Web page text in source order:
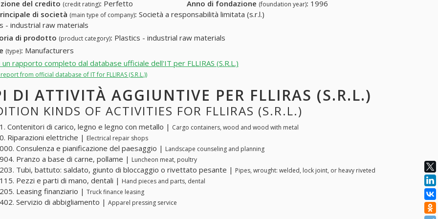
del credito (credit rating): Perfetto Anno di fondazione (foundation year): 1996
di società (main type of company): Società a responsabilità limitata (s.r.l.)
- industrial raw materials
di prodotto (product category): Plastics - industrial raw materials
(type): Manufacturers
rapporto completo dal database ufficiale dell'IT per FLLIRAS (S.R.L.)
from official database of IT for FLLIRAS (S.R.L.))
DI ATTIVITÀ AGGIUNTIVE PER FLLIRAS (S.R.L.)
KINDS OF ACTIVITIES FOR FLLIRAS (S.R.L.)
Contenitori di carico, legno e legno con metallo | Cargo containers, wood and wood with metal
Riparazioni elettriche | Electrical repair shops
Consulenza e pianificazione del paesaggio | Landscape counseling and planning
Pranzo a base di carne, pollame | Luncheon meat, poultry
Tubi, battuto: saldato, giunto di bloccaggio o rivettato pesante | Pipes, wrought: welded, lock joint, or heavy riveted
Pezzi e parti di mano, dentali | Hand pieces and parts, dental
Leasing finanziario | Truck finance leasing
Servizio di abbigliamento | Apparel pressing service